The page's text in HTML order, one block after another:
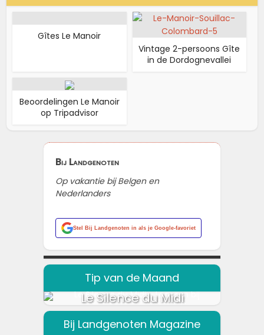
Gîtes Le Manoir
Vintage 2-persoons Gîte
in de Dordognevallei
Beoordelingen Le Manoir
op Tripadvisor
Bij Landgenoten
Op vakantie bij Belgen en
Nederlanders
Stel Bij Landgenoten in als je Google-favoriet
Tip van de Maand
Le Silence du Midi
Bij Landgenoten Magazine